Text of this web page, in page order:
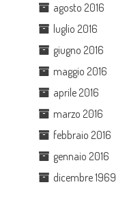
agosto 2016
luglio 2016
giugno 2016
maggio 2016
aprile 2016
marzo 2016
febbraio 2016
gennaio 2016
dicembre 1969